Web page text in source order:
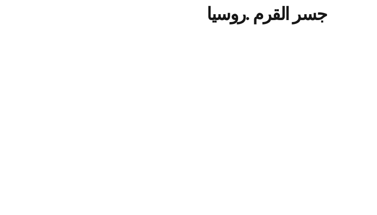
جسر القرم .روسيا